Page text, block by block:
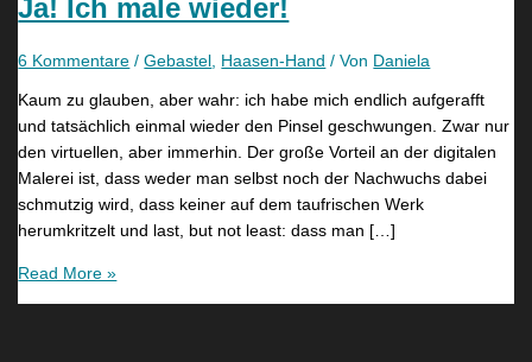
Ja! Ich male wieder!
6 Kommentare /Gebastel Haasen-Hand / Von Daniela
Kaum zu glauben, aber wahr: ich habe mich endlich aufgerafft
und tatsächlich einmal wieder den Pinsel geschwungen. Zwar nur
den virtuellen, aber immerhin. Der große Vorteil an der digitalen
Malerei ist, dass weder man selbst noch der Nachwuchs dabei
schmutzig wird, dass keiner auf dem taufrischen Werk
herumkritzelt und last, but not least: dass man […]
Read More »